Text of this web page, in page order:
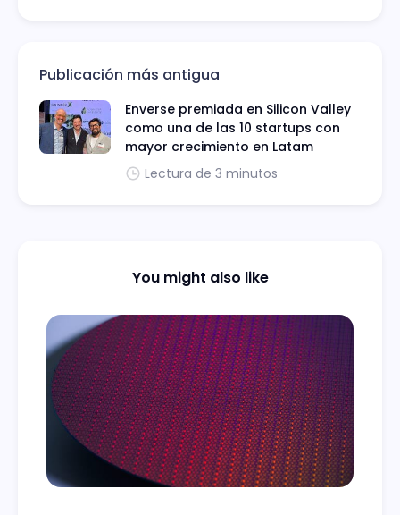
Publicación más antigua
Enverse premiada en Silicon Valley
como una de las 10 startups con
mayor crecimiento en Latam
Lectura de 3 minutos
You might also like